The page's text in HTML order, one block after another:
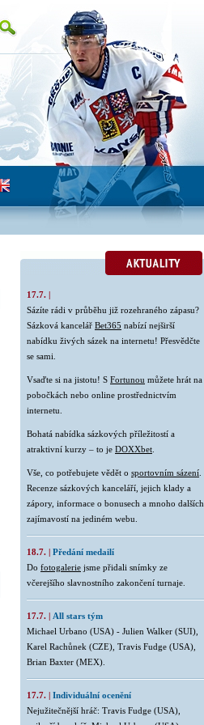
17.7. |
Sázíte rádi v průběhu již rozehraného zápasu?
Sázková kancelář Bet365 nabízí nejširší
nabídku živých sázek na internetu! Přesvědčte
se sami.
Vsaďte si na jistotu! S Fortunou můžete hrát na
pobočkách nebo online prostřednictvím
internetu.
Bohatá nabídka sázkových příležitostí a
atraktivní kurzy – to je DOXXbet
Vše, co potřebujete vědět o sportovním sázení
Recenze sázkových kanceláří, jejich klady a
zápory, informace o bonusech a mnoho dalších
zajímavostí na jediném webu.
18.7. | Předání medailí
Do fotogalerie jsme přidali snímky ze
včerejšího slavnostního zakončení turnaje.
17.7. | All stars tým
Michael Urbano (USA) - Julien Walker (SUI),
Karel Rachůnek (CZE), Travis Fudge (USA),
Brian Baxter (MEX).
17.7. | Individuální ocenění
Nejužitečnější hráč: Travis Fudge (USA),